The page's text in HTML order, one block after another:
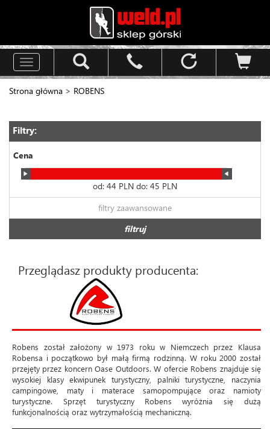
Toggle
navigation
Strona główna > ROBENS
Filtry:
Cena
od: 44 PLN do: 45 PLN
filtry zaawansowane
filtruj
Przeglądasz produkty producenta:
Robens został założony w 1973 roku w Niemczech przez Klausa
Robensa i początkowo był małą firmą rodzinną. W roku 2000 został
przejęty przez koncern Oase Outdoors. W ofercie Robens znajduje się
wysokiej klasy ekwipunek turystyczny, palniki turystyczne, naczynia
campingowe, maty i materace samopompujące oraz namioty
turystyczne. Sprzęt turystyczny Robens wyróżnia się dużą
funkcjonalnością oraz wytrzymałością mechaniczną.